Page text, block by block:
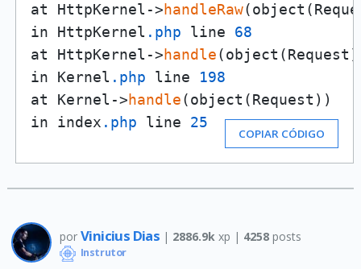
at HttpKernel->handleRaw
in HttpKernel .php line 68
at HttpKernel->handle
in Kernel .php line 198
at Kernel->handle(object(Request))
in index .php line 25
COPIAR CÓDIGO
por Vinicius Dias | 2886.9k xp | 4258posts
Instrutor